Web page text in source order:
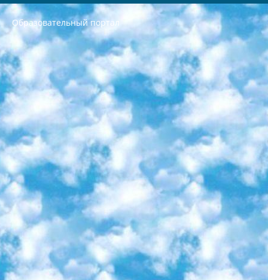
Образовательный портал
РЕСПУБЛИКА УЗБЕКИСТАН МИНИСТРЕРСТВО ДОШКОЛЬНОГО И ШКОЛЬНОГО ОБРАЗОВАНИЯ КОМАНДА в общеобразовательных учреждениях в 2023-2024 учебном году организация и проведение итоговой государственной аттестации обучающихся о Министра дошкольного и школьного образования Республики Узбекистан от 4 марта 2008 года (постановлением Минюста от 20 марта 2008 года № 1778 государственной регистрации) «Итоговое состояние учащихся общего среднего образования на основании положения об утверждении положения об аттестации общего среднего образования выпускной экзамен студентов в образовательных учреждениях в 2023-2024 учебном году В целях организации и прохождения аттестации приказываю: 1. Следующее: перечень предметов, по которым будет проводиться итоговая государственная аттестация и экзамен формы перевода согласно приложению 1; сертификаты международного образца, оценивающие уровень владения иностранными языками перечень согласно приложению 2; 2. Педагогический при специализированных образовательных учреждениях. научно-практический центр квалификации и международной оценки (Д.Давидова) 2024 г. До 25 марта: задания по предметам, по которым будет проводиться итоговая аттестация разработка и утверждение технических условий; итоговая аттестация на основании разработанного предметного задания разработка вопросов по предметам (устно и письменно), экзамен передача; общеобразовательные средние школы и специальные учебные заведения учащиеся выпускных классов школ и интернатов в агентской системе подготовка базы данных экзаменационных материалов и критериев оценки; перевод базы экзаменационных материалов на все языки обучения подать в Республиканский образовательный центр для изготовления; варианты экзаменов на основе разработанных контрольных материалов пусть будут поставлены задачи формирования. 3. Республиканский образовательный центр (Ш.Худайкулов) до 5 апреля 2024 года. до: база данных предоставленных экзаменационных материалов на все языки обучения перевод и экспертиза; для слепых, слабовидящих, глухих, слабослышащих и умственно отсталых детей учащиеся выпускных классов специализированных школ и школ-интернатов база данных экзаменационных материалов на всех преподаваемых языках подготовка критериев оценки; специализированные школы для умственно отсталых детей и технологии для учащихся выпускных классов школ-интернатов разработка соответствующих рекомендаций и критериев проведения ЕГЭ по естествознанию давать задания. 4. Педагогический при специализированных образовательных учреждениях. Научно-практический центр навыков и международной оценки (Д.Давидова), Республика образовательный центр (Худайкулов Ш.) итоговый государственный аттестационный экзамен ориентирован на творческое и логическое мышление при подготовке базы материалов учитывать введение заданий. 5. Следует отметить, что: сертификат государственного образца о знании общеобразовательного предмета и как минимум национальный уровень B1 по предметам на иностранных языках, указанным в Приложении 2. или международно признанный сертификат эквивалентного уровня студенты, изучающие определенный предмет, освобождаются от экзамена; по соответствующим предметам запланирована итоговая государственная аттестация за день до дня, путем жеребьевки Рабочей группой (в письменной форме по предметам, проводимым в форме) из числа сформированных вариантов выбрано 2 варианта; 2 выбранных варианта экзамена анонсированы на официальном сайте министерства и все выпускники по всей стране на основе этих вариантов проводит итоговую государственную аттестацию. 6. Государственное образование учащихся средних общеобразовательных учреждений. знания в соответствии с квалификационными требованиями, которые необходимо приобрести на основании стандартов итоговый (выпускной) контроль для 9 и 11 классов в целях тестирования Экзамены (далее – экзамены) состоят из предметов, перечисленных в приложении 1. будет сделано. 7. Экзамены пройдут с 26 мая по 15 июня 2024 г. (кроме науки физического воспитания). 8. Физическая для учащихся 9 классов общесредних образовательных учреждений. Экзамены по предмету «Образование, квалификация медицина» 1-6 мая 2024 года. сотрудники перевести под присмотр (с отклонениями в физическом или умственном развитии) специализированная школа для детей, школы-интернаты и со сколиозом школы-интернаты санаторного типа для больных детей исключены). 9. Он был слепым, слабовидящим и имел нарушения опорно-двигательного аппарата. экзамены в специализированных школах и интернатах для детей должны проводиться исходя из требований, предъявляемых к общеобразовательным учреждениям (физкультура кроме науки). 10. Специализированная школа для глухих и слабослышащих детей. и экзамены в интернатах и быть реализован в виде письменного теста по математике. 11. Специальность для умственно отсталых детей. Для 9 класса Родной язык и литературное письмо Государственный язык (язык обучения – узбекский). для неклассов) написано Математическое письмо Письменная/устная история Узбекистана Физическое воспитание практично Итоговый контроль Для 11 класса Написание родного языка и литературы (эссе) Математическое письмо Узбекский язык (обучение на узбекском языке) не посещающее общее среднее образование для учреждений)/Образовательное учреждение выбор письменный и устный Иностранный язык письменный/устный Письменная/устная история Узбекистана *По выбору студента:  Химия  Физика  Основы государственного права  География 10 бесплатных образовательных ресурсов - Мы составили подборку онлайн-проектов с интерактивными упражнениями, видеолекциями и статьями. Они помогут вам обрести новые и освежить старые знания бесплатно. 1. «ИНТУИТ» Старейшая образовательная площадка Рунета. Здесь вы найдёте сотни текстовых и видеокурсов на десятки различных тем — от программирования до психологии. Многие курсы подготовлены российскими университетами и крупными международными компаниями вроде Intel и Microsoft. Самостоятельное обучение бесплатное, но желающие могут оплатить услуги персональных наставников. 2. «Смартия» знакомит с актуальными профессиями и подсказывает, как им обучаться. Выбрав заинтересовавшую вас специальность — SMM-специалист, фотограф, веб-дизайнер или другую, — увидите список необходимых для неё умений. Чтобы вы могли освоить их самостоятельно, для каждого умения площадка отображает подборку ссылок на учебные материалы. Хотя «Смартия» ориентируется на русскоязычную аудиторию, часть контента всё же доступна только на английском. 3. «Лекторий Физтеха» Проект Московского физико-технического института (Физтеха). С его помощью вы можете смотреть онлайн серии лекций, записанные на видео в этом вузе. В числе доступных предметов — физика, биология, химия, информационные технологии и другие. К некоторым лекциям администрация ресурса прилагает готовые конспекты, которые можно скачивать в PDF-формате. 4. ITMOcourses Онлайн-площадка Санкт-Петербургского национального исследовательского университета информационных технологий, механики и оптики (ИТМО). Ресурс предоставляет свободный доступ к курсам, разработанным в этом вузе. Каталог материалов разбит на четыре категории: «Оптические системы и технологии», «Приборостроение и робототехника», «Информационные технологии» и «Биотехнологии». Курсы состоят из видеолекций, интерактивных демонстраций и заданий. 5. «КиберЛенинка» Электронная научная библиотека открытого доступа. Каталог площадки регулярно обрастает текстами статей из различных научных изданий. Сгруппированные по журналам и рубрикам публикации можно читать онлайн или скачивать целиком в PDF-формате. Проект нацелен на популяризацию науки за счёт открытого доступа к качественной информации. 6. «ПостНаука» На этом ресурсе публикуют подборки видеолекций, составленные экспертами из разных отраслей и объединённые общими темами. Среди них, к примеру, есть серии «Биоинформатика и геномика», «Культура средневековой Скандинавии» и Cinema Studies о теории кино. Каждая подборка лекций — логически связанная история, рассказанная экспертом от первого лица. Кроме того, на сайте появляются научно-образовательные статьи и тесты на разные темы. 7. «Newочём» Команда проекта «Newочём» отбирает самые интересные тексты из англоязычных СМИ и переводит те из них, за которые голосуют участники сообщества «ВКонтакте». По большей части это научно-популярные статьи. Редакторы придумывают лишь заголовки, в остальном содержание переводов соответствует оригиналам. Полные тексты можно читать прямо в социальной сети. 8. InternetUrok Онлайн-база материалов по основным дисциплинам школьной программы. Информация на сайте структурирована по классам, предметам и темам (урокам). Каждый урок состоит из видеолекций и конспектов. Есть также интерактивные тренажёры и тесты для закрепления пройденного материала. Даже если вы давно окончили школу, возможность повторить программу старших классов всегда может пригодиться. 9. Edutainme Ещё один ресурс об образовании. В отличие от Newtonew, как мне кажется, Edutainme больше ориентируется на представителей индустрии: педагогов, предпринимателей, разработчиков образовательных проектов. Но и любой, кто просто стремится к саморазвитию, найдёт на сайте много полезного и интересного для себя. Например, информацию о новых курсах и образовательных сервисах. 10. Newtonew Онлайн-медиа об образовании и обучении в широком смысле. Авторы Newtonew пишут об инструментах, заведениях, тактиках и стратегиях, которые помогают учить других и получать новые знания самостоятельно. На этой площадке вы найдёте новости, обзоры, аналитические мат